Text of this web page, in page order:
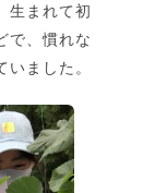
生まれて初
で、慣れな
ました。